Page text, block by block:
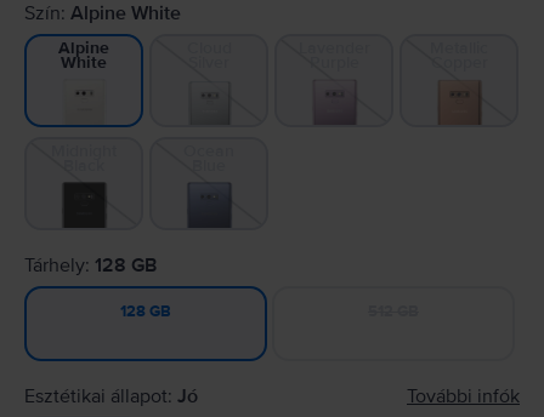
Szín: Alpine White
Alpine
White
Tárhely: 128 GB
128 GB
Esztétikai állapot: Jó További infók